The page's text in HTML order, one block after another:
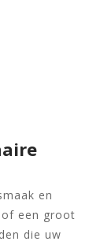
en
een groot
die uw